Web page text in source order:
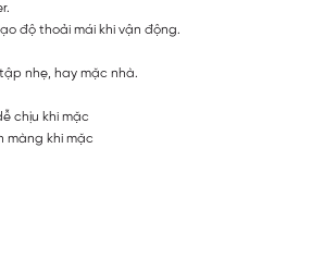
độ thoải mái khi vận động.
nhẹ, hay mặc nhà.
chịu khi mặc
màng khi mặc